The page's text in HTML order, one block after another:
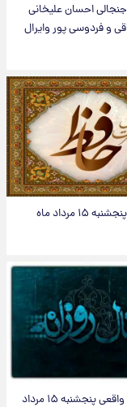
احسان علیخانی
و فردوسی پور وایرال
فال حافظ پنجشنبه ۱۵ مرداد ماه
فال روزانه واقعی پنجشنبه ۱۵ مرداد